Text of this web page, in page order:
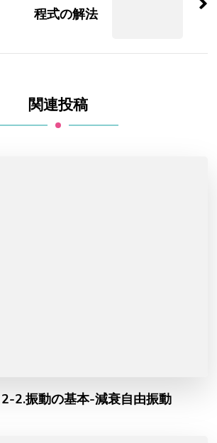
程式の解法
関連投稿
2.振動の基本-減衰自由振動